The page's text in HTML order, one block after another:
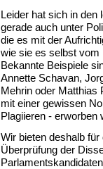
Leider hat sich in den
gerade auch unter
die es mit der
wie sie es selbst vom
Bekannte Beispiele
Annette Schavan,
Mehrin oder Matthias
mit einer gewissen
Plagiieren - erworben
Wir bieten deshalb
Überprüfung der